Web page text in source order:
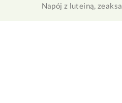
Napój z luteiną,